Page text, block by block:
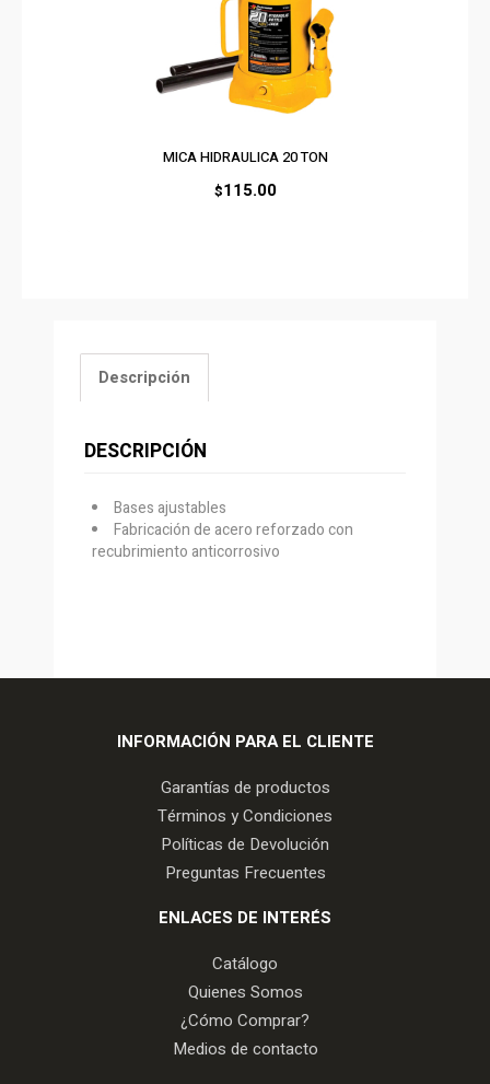
MICA HIDRAULICA 20 TON
$115.00
Descripción
DESCRIPCIÓN
Bases ajustables
Fabricación de acero reforzado con
recubrimiento anticorrosivo
INFORMACIÓN PARA EL CLIENTE
Garantías de productos
Términos y Condiciones
Políticas de Devolución
Preguntas Frecuentes
ENLACES DE INTERÉS
Catálogo
Quienes Somos
¿Cómo Comprar?
Medios de contacto